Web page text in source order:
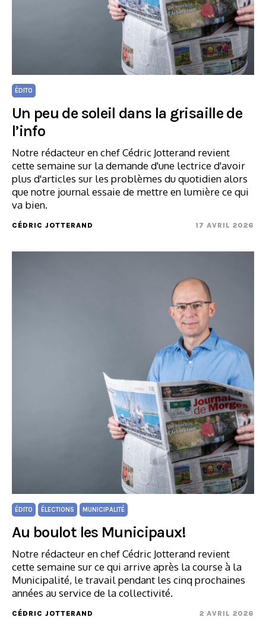
ÉDITO
Un peu de soleil dans la grisaille de
l’info
Notre rédacteur en chef Cédric Jotterand revient
cette semaine sur la demande d'une lectrice d'avoir
plus d'articles sur les problèmes du quotidien alors
que notre journal essaie de mettre en lumière ce qui
va bien.
CÉDRIC JOTTERAND 17 AVRIL 2026
ÉDITO ÉLECTIONS MUNICIPALITÉ
Au boulot les Municipaux!
Notre rédacteur en chef Cédric Jotterand revient
cette semaine sur ce qui arrive après la course à la
Municipalité, le travail pendant les cinq prochaines
années au service de la collectivité.
CÉDRIC JOTTERAND 2 AVRIL 2026